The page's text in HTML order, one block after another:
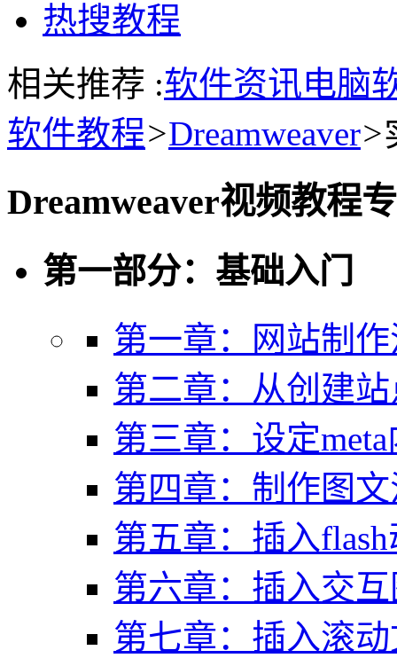
热搜教程
相关推荐 :软件资讯电脑
软件教程>Dreamweaver>
Dreamweaver视频教程
第一部分：基础入门
第一章：网站制
第二章：从创建
第三章：设定
第四章：制作图
第五章：插入
第六章：插入交
第七章：插入滚